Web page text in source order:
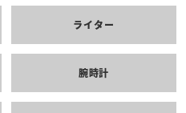
ライター
腕時計